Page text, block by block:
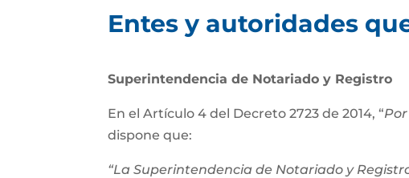
Entes y autoridades
Superintendencia de Notariado y Registro
En el Artículo 4 del Decreto 2723 de 2014, “
dispone que:
“La Superintendencia de Notariado y